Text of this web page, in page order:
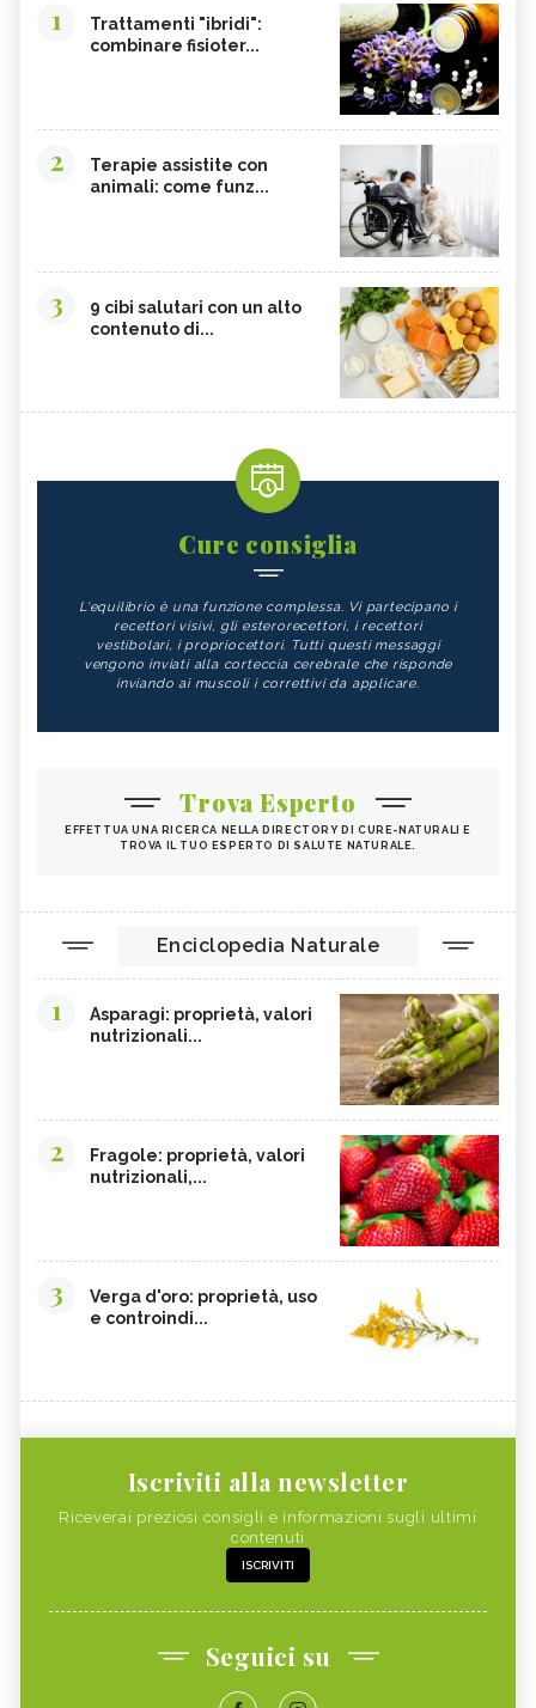
1
Trattamenti "ibridi":
combinare fisioter...
2
Terapie assistite con
animali: come funz...
3
9 cibi salutari con un alto
contenuto di...
Cure consiglia
L'equilibrio è una funzione complessa. Vi partecipano i
recettori visivi, gli esterorecettori, i recettori
vestibolari, i propriocettori. Tutti questi messaggi
vengono inviati alla corteccia cerebrale che risponde
inviando ai muscoli i correttivi da applicare.
Trova Esperto
EFFETTUA UNA RICERCA NELLA DIRECTORY DI CURE-NATURALI E
TROVA IL TUO ESPERTO DI SALUTE NATURALE.
Enciclopedia Naturale
1
Asparagi: proprietà, valori
nutrizionali...
2
Fragole: proprietà, valori
nutrizionali,...
3
Verga d'oro: proprietà, uso
e controindi...
Iscriviti alla newsletter
Riceverai preziosi consigli e informazioni sugli ultimi
contenuti
ISCRIVITI
Seguici su